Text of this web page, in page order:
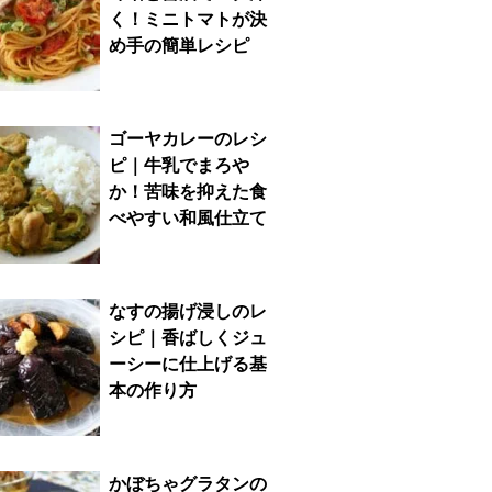
く！ミニトマトが決
め手の簡単レシピ
ゴーヤカレーのレシ
ピ｜牛乳でまろや
か！苦味を抑えた食
べやすい和風仕立て
なすの揚げ浸しのレ
シピ｜香ばしくジュ
ーシーに仕上げる基
本の作り方
かぼちゃグラタンの